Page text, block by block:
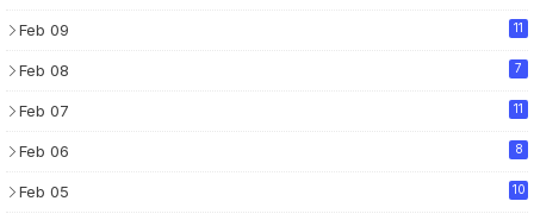
Feb 09 11
Feb 08 7
Feb 07 11
Feb 06 8
Feb 05 10